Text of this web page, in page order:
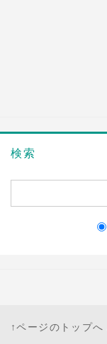
検索
↑ページのトップへ